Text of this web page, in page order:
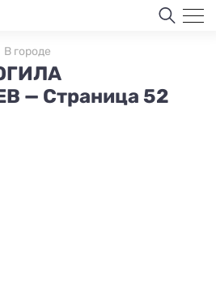
— Страница 52
В городе